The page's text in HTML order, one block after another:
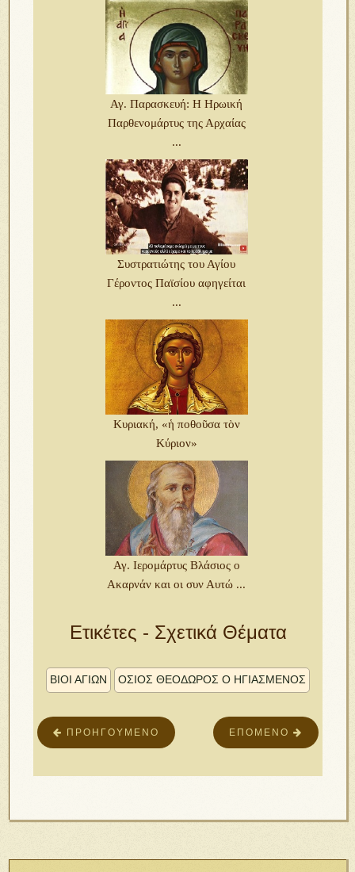
Αγ. Παρασκευή: Η Ηρωική
Παρθενομάρτυς της Αρχαίας
...
Συστρατιώτης του Αγίου
Γέροντος Παϊσίου αφηγείται
...
Κυριακή, «ἡ ποθοῦσα τὸν
Κύριον»
Αγ. Ιερομάρτυς Βλάσιος ο
Ακαρνάν και οι συν Αυτώ ...
Ετικέτες - Σχετικά Θέματα
ΒΙΟΙ ΑΓΙΩΝ ΌΣΙΟΣ ΘΕΌΔΩΡΟΣ Ο ΗΓΙΑΣΜΈΝΟΣ
ΕΠΌΜΕΝΟ
ΠΡΟΗΓΟΎΜΕΝΟ